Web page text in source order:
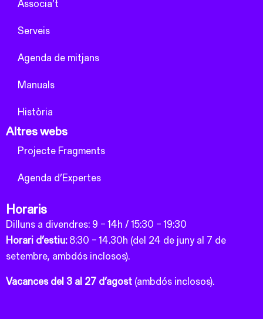
Associa’t
Serveis
Agenda de mitjans
Manuals
Història
Altres webs
Projecte Fragments
Agenda d’Expertes
Horaris
Dilluns a divendres: 9 – 14h / 15:30 – 19:30
Horari d’estiu:8:30 – 14.30h (del 24 de juny al 7 de
setembre, ambdós inclosos).
Vacances del 3 al 27 d’agost (ambdós inclosos).